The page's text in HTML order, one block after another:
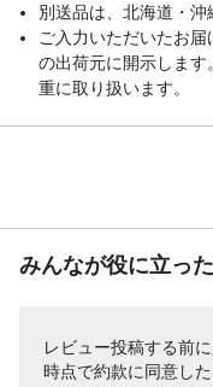
別送品は、北海道・沖
ご入力いただいたお
の出荷元に開示しま
重に取り扱います。
みんなが役に立っ
レビュー投稿する前
時点で約款に同意し